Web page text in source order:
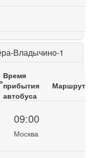
Владычино-1
Время
прибытия
автобуса
Маршрут
09:00
Москва